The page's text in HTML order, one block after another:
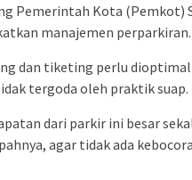
Pemerintah Kota (Pemkot)
manajemen perparkiran.
dan tiketing perlu
tergoda oleh praktik suap.
dari parkir ini besar
agar tidak ada